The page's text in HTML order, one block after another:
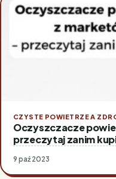
CZYSTE POWIETRZE A
Oczyszczacze
przeczytaj zanim
9 paź 2023